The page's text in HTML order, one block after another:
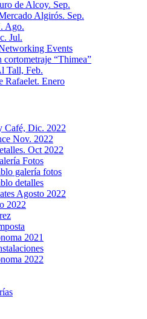
de Alcoy. Sep.
Algirós. Sep.
Ago.
Jul.
Events
cortometraje “Thimea”
Tall, Feb.
Rafaelet. Enero
Café, Dic. 2022
Nov. 2022
Oct 2022
Fotos
galería fotos
detalles
Agosto 2022
2022
2021
2022